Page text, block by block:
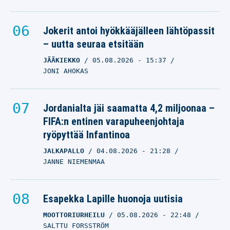
Jokerit antoi hyökkääjälleen lähtöpassit
– uutta seuraa etsitään
JÄÄKIEKKO 05.08.2026 - 15:37
JONI AHOKAS
Jordanialta jäi saamatta 4,2 miljoonaa –
FIFA:n entinen varapuheenjohtaja
ryöpyttää Infantinoa
JALKAPALLO 04.08.2026 - 21:28
JANNE NIEMENMAA
Esapekka Lapille huonoja uutisia
MOOTTORIURHEILU 05.08.2026 - 22:48
SALTTU FORSSTRÖM